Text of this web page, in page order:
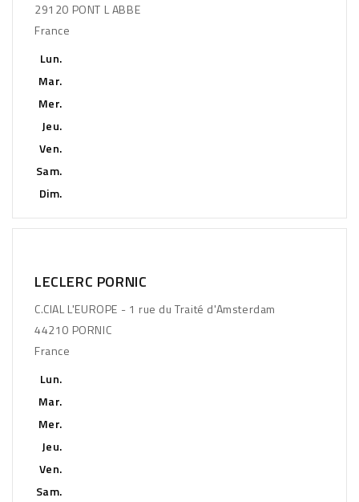
29120 PONT L ABBE
France
Lun.
Mar.
Mer.
Jeu.
Ven.
Sam.
Dim.
LECLERC PORNIC
C.CIAL L'EUROPE - 1 rue du Traité d'Amsterdam
44210 PORNIC
France
Lun.
Mar.
Mer.
Jeu.
Ven.
Sam.